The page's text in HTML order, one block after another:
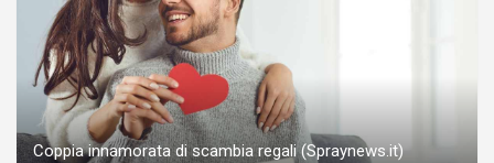
Coppia innamorata di scambia regali (Spraynews.it)